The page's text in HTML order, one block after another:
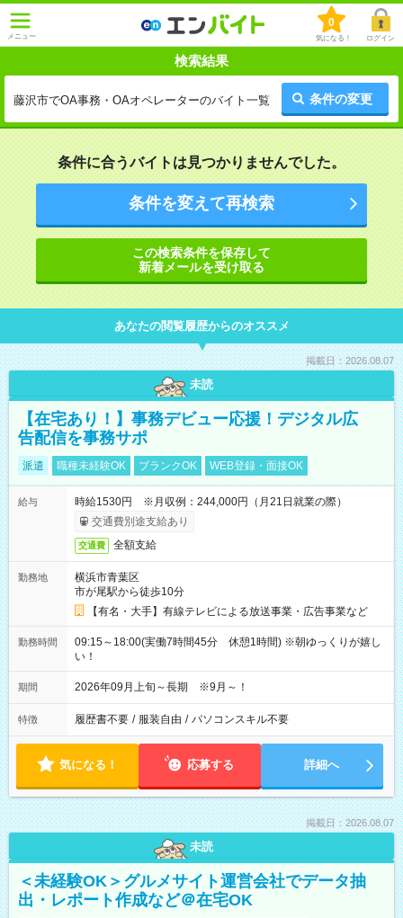
メニュー
0
気になる！ ログイン
検索結果
藤沢市でOA事務・OAオペレーターのバイト一覧 条件の変更
条件に合うバイトは見つかりませんでした。
条件を変えて再検索
この検索条件を保存して
新着メールを受け取る
あなたの閲覧履歴からのオススメ
掲載日：2026.08.07
未読
【在宅あり！】事務デビュー応援！デジタル広
告配信を事務サポ
派遣 職種未経験OK ブランクOK WEB登録・面接OK
給与
時給1530円 ※月収例：244,000円（月21日就業の際）
交通費別途支給あり
交通費 全額支給
勤務地
横浜市青葉区
市が尾駅から徒歩10分
【有名・大手】有線テレビによる放送事業・広告事業など
勤務時間
09:15～18:00(実働7時間45分 休憩1時間) ※朝ゆっくりが嬉し
い！
期間 2026年09月上旬～長期 ※9月～！
特徴 履歴書不要 / 服装自由 / パソコンスキル不要
気になる！ 応募する 詳細へ
掲載日：2026.08.07
未読
＜未経験OK＞グルメサイト運営会社でデータ抽
出・レポート作成など＠在宅OK